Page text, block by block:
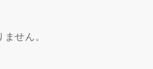
せん。